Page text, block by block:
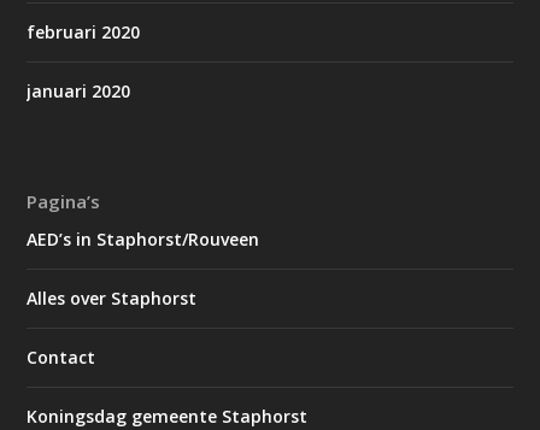
februari 2020
januari 2020
Pagina’s
AED’s in Staphorst/Rouveen
Alles over Staphorst
Contact
Koningsdag gemeente Staphorst